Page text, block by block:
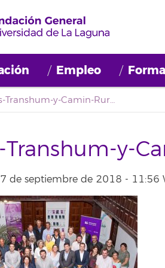
Empleo
Vias-Transhum-y-Camin-Rurales-16
Transhum-y-
de septiembre de 2018 - 11:56